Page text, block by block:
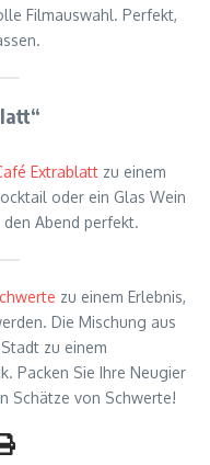
Filmauswahl. Perfekt,
Extrablatt zu einem
oder ein Glas Wein
Abend perfekt.
zu einem Erlebnis,
Die Mischung aus
zu einem
Packen Sie Ihre Neugier
Schätze von Schwerte!